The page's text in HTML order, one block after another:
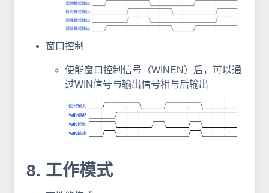
窗口控制
使能窗口控制信号（WINEN）后，可以通
过WIN信号与输出信号相与后输出
8. 工作模式